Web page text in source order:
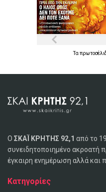
Τα
Ο ΣΚΑΪ ΚΡΗΤΗΣ 92,1 από το
συνειδητοποιημένο ακροατή
έγκαιρη ενημέρωση αλλά και
Κατηγορίες